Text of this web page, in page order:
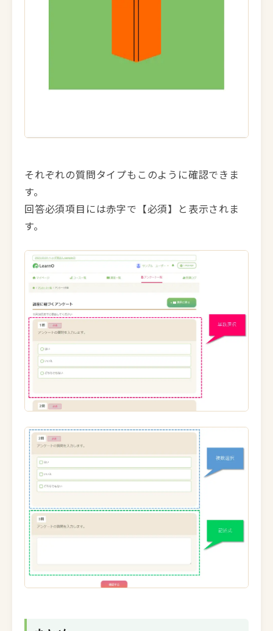
それぞれの質問タイプもこのように確認できま
す。
回答必須項目には赤字で【必須】と表示されま
す。